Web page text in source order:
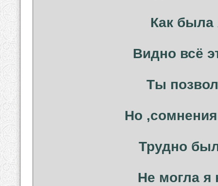
Как была
Видно всё
Ты
Но
Трудно
Не могла я